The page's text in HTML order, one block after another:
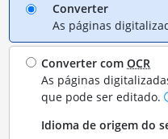
Converter
As páginas
Converter comOCR
As páginas
que pode ser editado.
Idioma de origem do